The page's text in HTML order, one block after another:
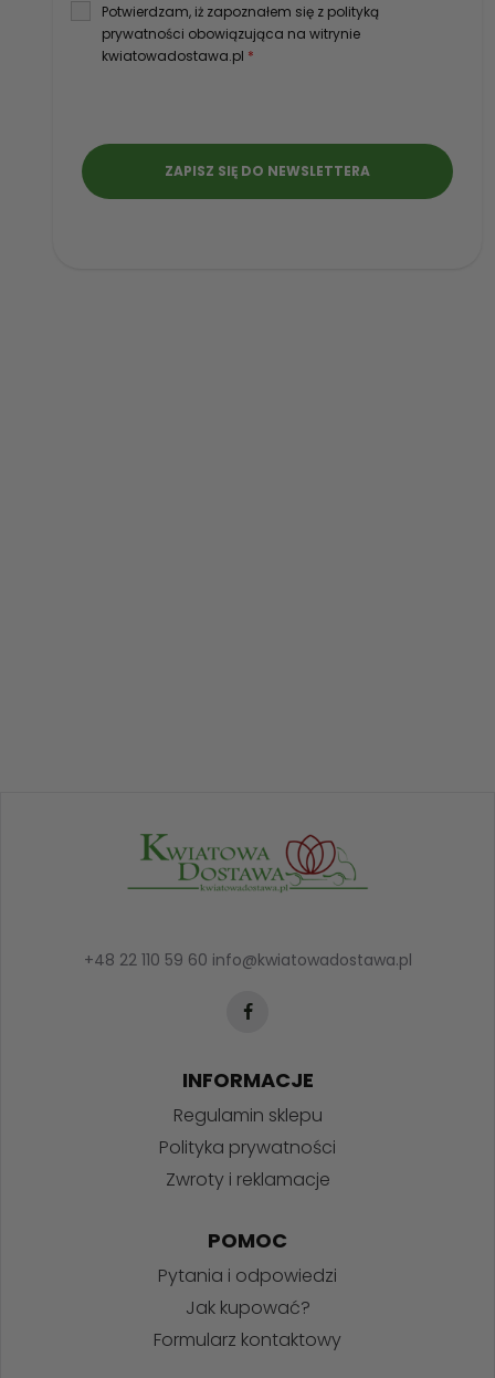
Potwierdzam, iż zapoznałem się z polityką
prywatności obowiązująca na witrynie
kwiatowadostawa.pl *
+48 22 110 59 60 info@kwiatowadostawa.pl
INFORMACJE
Regulamin sklepu
Polityka prywatności
Zwroty i reklamacje
POMOC
Pytania i odpowiedzi
Jak kupować?
Formularz kontaktowy